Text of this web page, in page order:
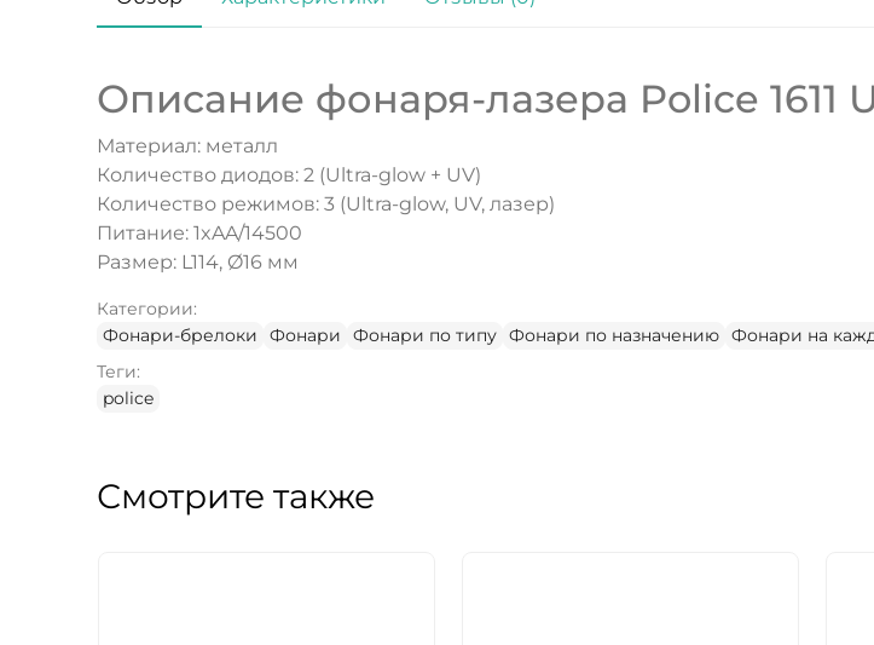
Описание фонаря-лазера Police 1611
Материал: металл
Количество диодов: 2 (Ultra-glow + UV)
Количество режимов: 3 (Ultra-glow, UV, лазер)
Питание: 1xAA/14500
Размер: L114, Ø16 мм
Категории:
Фонари-брелоки
Фонари Фонари по типу Фонари по назначению Фонари на
Теги:
police
Смотрите также